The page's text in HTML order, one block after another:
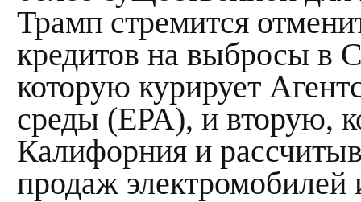
Трамп стремится
кредитов на выбросы в
которую курирует
среды (EPA), и вторую,
Калифорния и
продаж электромобилей